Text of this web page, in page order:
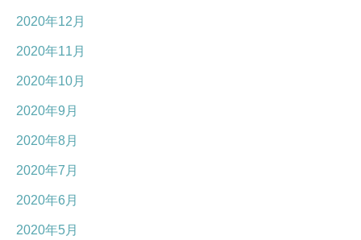
2020年12月
2020年11月
2020年10月
2020年9月
2020年8月
2020年7月
2020年6月
2020年5月